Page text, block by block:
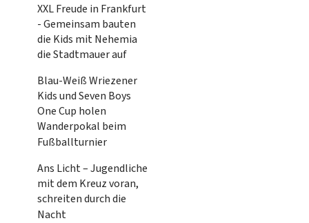
XXL Freude in Frankfurt
- Gemeinsam bauten
die Kids mit Nehemia
die Stadtmauer auf
Blau-Weiß Wriezener
Kids und Seven Boys
One Cup holen
Wanderpokal beim
Fußballturnier
Ans Licht – Jugendliche
mit dem Kreuz voran,
schreiten durch die
Nacht